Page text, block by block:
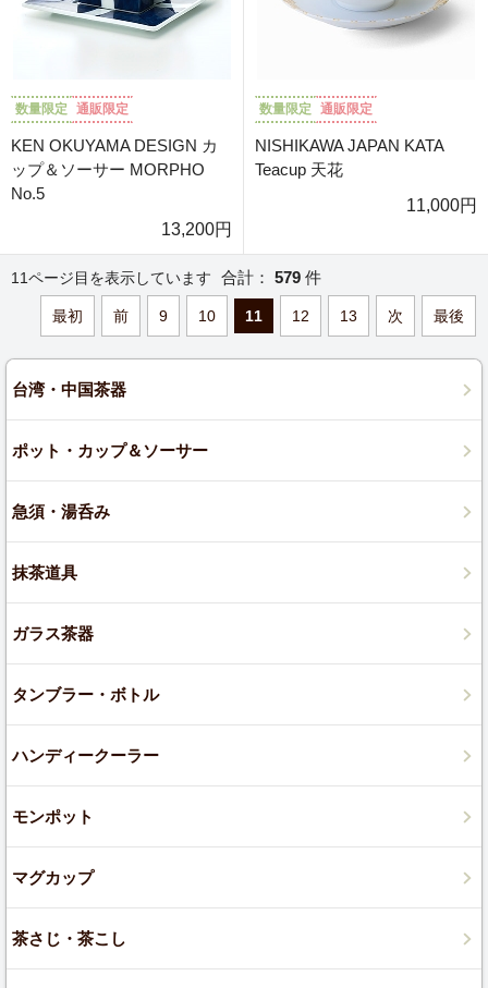
数量限定 通販限定
KEN OKUYAMA DESIGN カ
ップ＆ソーサー MORPHO
No.5
13,200円
数量限定 通販限定
NISHIKAWA JAPAN KATA
Teacup 天花
11,000円
11ページ目を表示しています 合計： 579 件
最初 前 9 10 11 12 13 次 最後
台湾・中国茶器
ポット・カップ＆ソーサー
急須・湯呑み
抹茶道具
ガラス茶器
タンブラー・ボトル
ハンディークーラー
モンポット
マグカップ
茶さじ・茶こし